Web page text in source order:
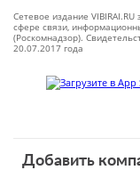
Сетевое издание
сфере связи,
(Роскомнадзор).
20.07.2017 года
Добавить